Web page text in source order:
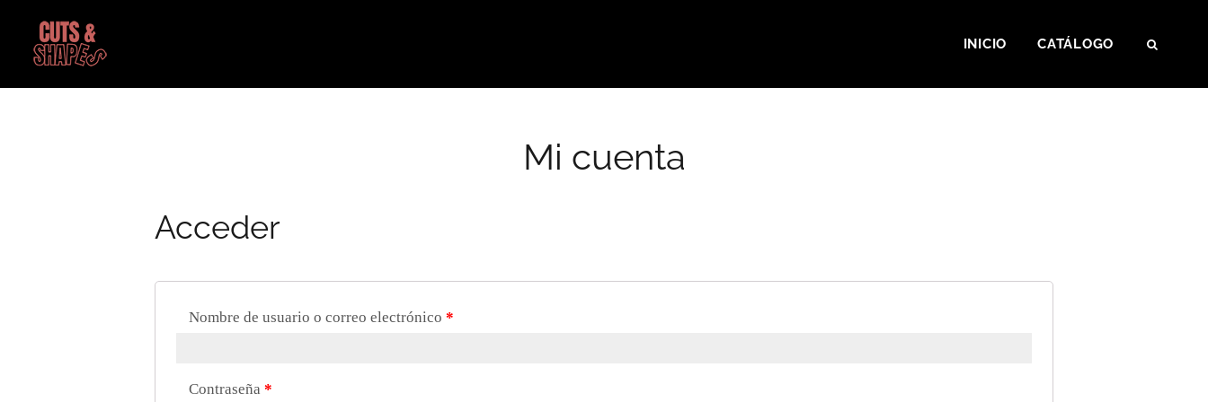
content
INICIO CATÁLOGO
Mi cuenta
Acceder
Nombre de usuario o correo electrónico *
Contraseña *